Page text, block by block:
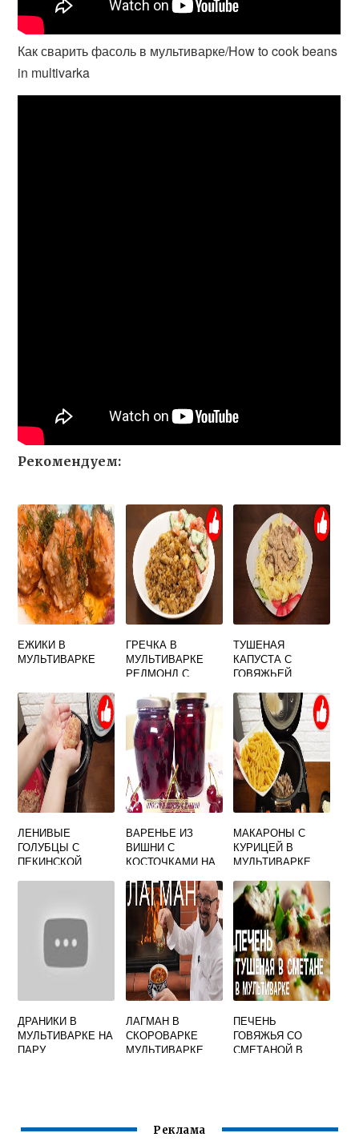
Как сварить фасоль в мультиварке/How to cook beans
in multivarka
Рекомендуем:
ЕЖИКИ В
МУЛЬТИВАРКЕ
ГРЕЧКА В
МУЛЬТИВАРКЕ
РЕДМОНД С
ТУШЕНАЯ
КАПУСТА С
ГОВЯЖЬЕЙ
МУЛЬТИВАРКЕ
ЛЕНИВЫЕ
ГОЛУБЦЫ С
ПЕКИНСКОЙ
ВАРЕНЬЕ ИЗ
ВИШНИ С
КОСТОЧКАМИ НА
РЕЦЕПТ В
МУЛЬТИВАРКЕ
МАКАРОНЫ С
КУРИЦЕЙ В
МУЛЬТИВАРКЕ
ДРАНИКИ В
МУЛЬТИВАРКЕ НА
ПАРУ
ЛАГМАН В
СКОРОВАРКЕ
МУЛЬТИВАРКЕ
ПЕЧЕНЬ
ГОВЯЖЬЯ СО
СМЕТАНОЙ В
Реклама